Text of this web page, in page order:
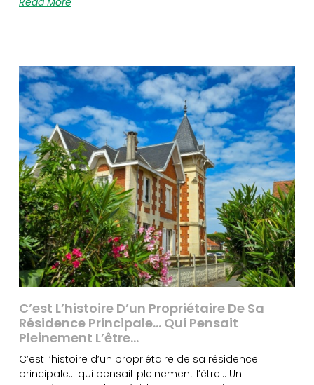
C’est L’histoire D’un Propriétaire De Sa
Résidence Principale… Qui Pensait
Pleinement L’être…
C’est l’histoire d’un propriétaire de sa résidence
principale… qui pensait pleinement l’être… Un